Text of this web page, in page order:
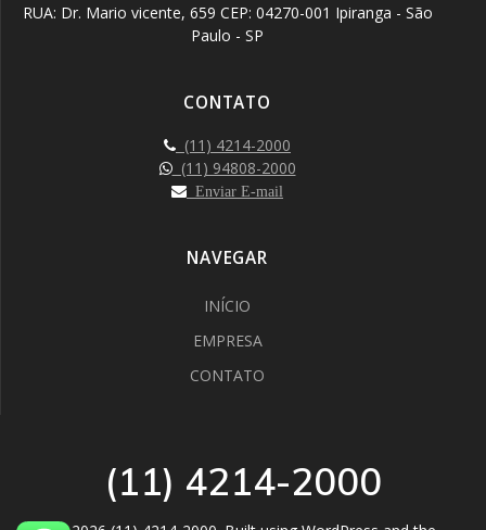
RUA: Dr. Mario vicente, 659 CEP: 04270-001 Ipiranga - São
Paulo - SP
CONTATO
(11) 4214-2000
(11) 94808-2000
Enviar E-mail
NAVEGAR
INÍCIO
EMPRESA
CONTATO
(11) 4214-2000